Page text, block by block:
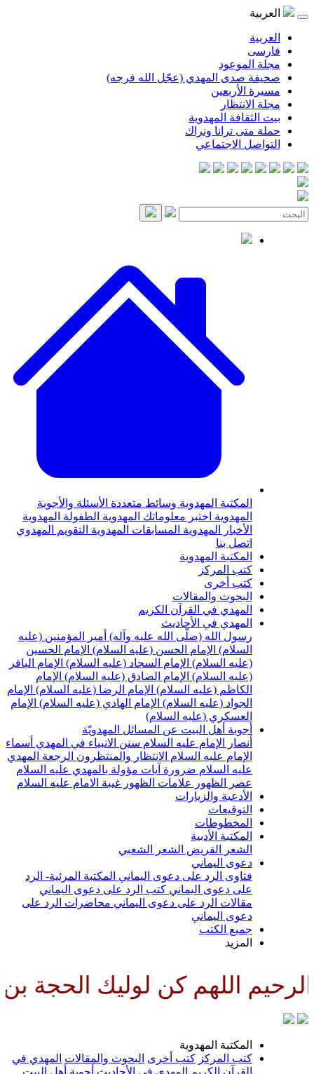
المهدي (عجّل الله فرجه)
المهدوية
ترانا ونراك
الاجتماعي
المهدويةوسائط متعددةالأسئلة والأجوبة
اختبر معلوماتك المهدويةالطفولة المهدوية
المهدويةالمسابقات المهدويةالتقويم المهدوي
المهدوية
والمقالات
في القرآن الكريم
في الأحاديث
الله (صلّى الله عليه وآله) أمير المؤمنين (عليه
الإمام الحسن (عليه السلام) الإمام الحسين
الإمام السجاد (عليه السلام) الإمام الباقر
الإمام الصادق (عليه السلام) الإمام
(عليه السلام) الإمام الرضا (عليه السلام) الإمام
(عليه السلام) الإمام الهادي (عليه السلام) الإمام
(عليه السلام)
أهل البيت عن المسائل المهدويّة
الإمام عليه السلامسنن الانبياء في المهديأسماء
عليه السلامالانتظار والمنتظرونالرجعةالمهدي
السلام ضرورة آيات مؤولة بالمهدي عليه السلام
علامات الظهورغيبة الامام عليه السلام
والزيارات
الأدبية
الشعر الشعبي
اليماني
الرد على دعوى اليماني المكتبة المرئية- الرد
دعوى اليماني كتب الرد على دعوى اليماني
الرد على دعوى اليماني محاضرات الرد على
كن لوليك الحجة بن الحسن
المهدوية
كتب أخرى البحوث والمقالات المهدي في
المهدي في الأحاديث أجوبة أهل البيت